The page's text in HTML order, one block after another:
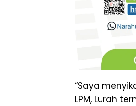
“Saya
LPM, Lurah